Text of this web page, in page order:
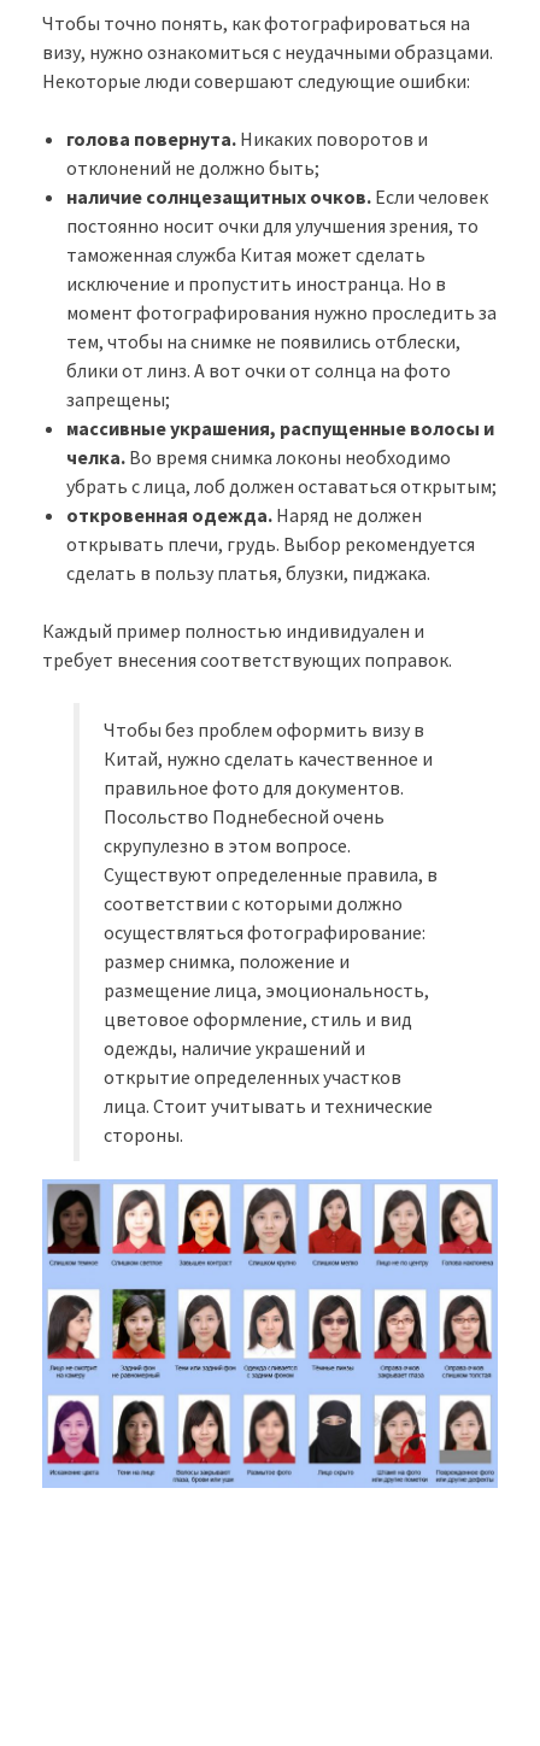
Чтобы точно понять, как фотографироваться на
визу, нужно ознакомиться с неудачными образцами.
Некоторые люди совершают следующие ошибки:
голова повернута. Никаких поворотов и
отклонений не должно быть;
наличие солнцезащитных очков. Если человек
постоянно носит очки для улучшения зрения, то
таможенная служба Китая может сделать
исключение и пропустить иностранца. Но в
момент фотографирования нужно проследить за
тем, чтобы на снимке не появились отблески,
блики от линз. А вот очки от солнца на фото
запрещены;
массивные украшения, распущенные волосы и
челка. Во время снимка локоны необходимо
убрать с лица, лоб должен оставаться открытым;
откровенная одежда. Наряд не должен
открывать плечи, грудь. Выбор рекомендуется
сделать в пользу платья, блузки, пиджака.
Каждый пример полностью индивидуален и
требует внесения соответствующих поправок.
Чтобы без проблем оформить визу в
Китай, нужно сделать качественное и
правильное фото для документов.
Посольство Поднебесной очень
скрупулезно в этом вопросе.
Существуют определенные правила, в
соответствии с которыми должно
осуществляться фотографирование:
размер снимка, положение и
размещение лица, эмоциональность,
цветовое оформление, стиль и вид
одежды, наличие украшений и
открытие определенных участков
лица. Стоит учитывать и технические
стороны.